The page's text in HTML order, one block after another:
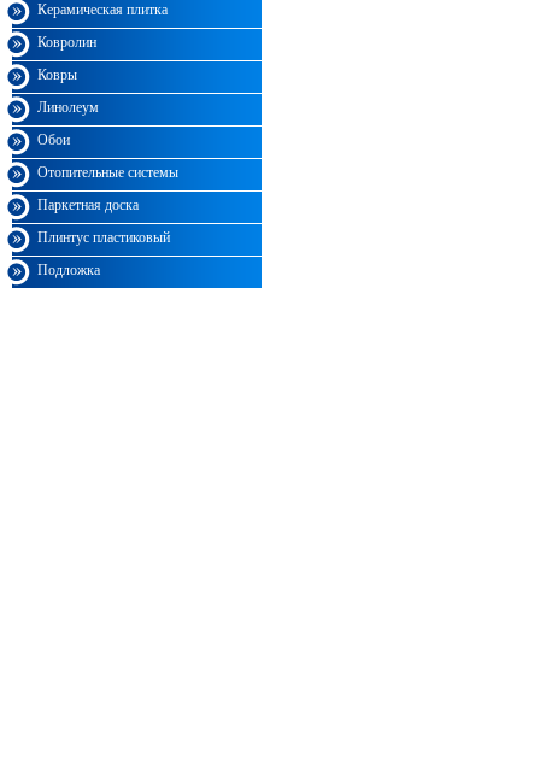
Керамическая плитка
Ковролин
Ковры
Линолеум
Обои
Отопительные системы
Паркетная доска
Плинтус пластиковый
Подложка